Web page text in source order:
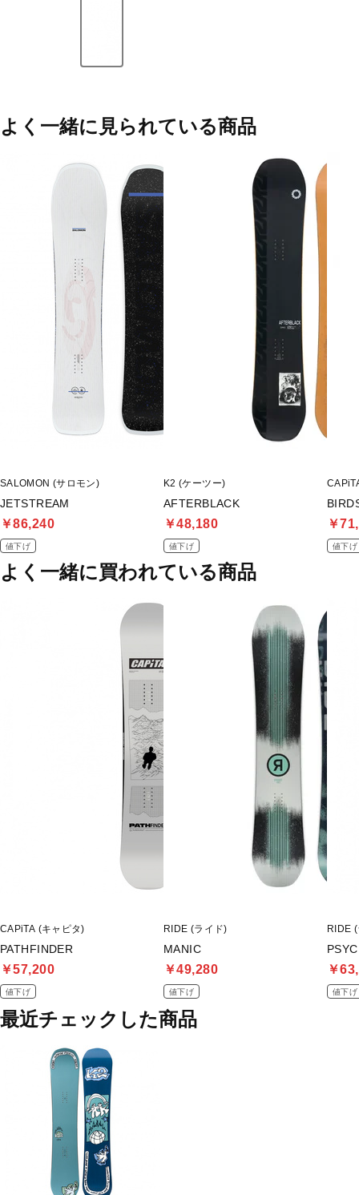
よく一緒に見られている商品
SALOMON (サロモン)
JETSTREAM
￥86,240
値下げ
K2 (ケーツー)
AFTERBLACK
￥48,180
値下げ
￥
値下げ
よく一緒に買われている商品
CAPiTA (キャピタ)
PATHFINDER
￥57,200
値下げ
RIDE (ライド)
MANIC
￥49,280
値下げ
RIDE
￥
値下げ
最近チェックした商品